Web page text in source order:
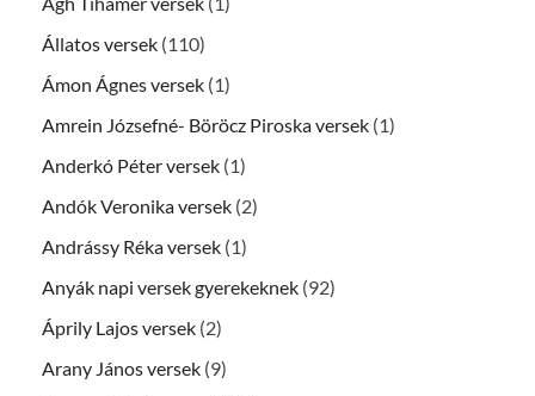
Állatos versek (110)
Ámon Ágnes versek (1)
Amrein Józsefné- Böröcz Piroska versek (1)
Anderkó Péter versek (1)
Andók Veronika versek (2)
Andrássy Réka versek (1)
Anyák napi versek gyerekeknek (92)
Áprily Lajos versek (2)
Arany János versek (9)